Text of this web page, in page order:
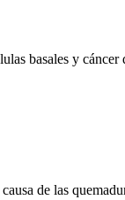
basales y
de las